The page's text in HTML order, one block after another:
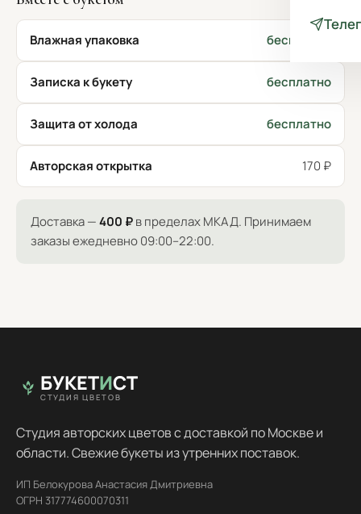
Влажная упаковка бесплатно
Записка к букету бесплатно
Защита от холода бесплатно
Авторская открытка 170 ₽
Доставка —400 ₽в пределах МКАД. Принимаем
заказы ежедневно 09:00–22:00.
БУКЕТИСТ
СТУДИЯ ЦВЕТОВ
Студия авторских цветов с доставкой по Москве и
области. Свежие букеты из утренних поставок.
ИП Белокурова Анастасия Дмитриевна
ОГРН 317774600070311